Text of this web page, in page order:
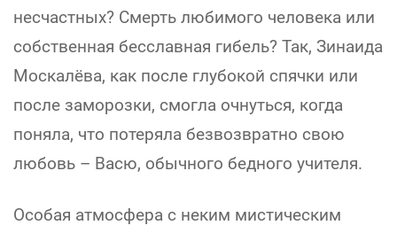
несчастных? Смерть любимого человека или
собственная бесславная гибель? Так, Зинаида
Москалёва, как после глубокой спячки или
после заморозки, смогла очнуться, когда
поняла, что потеряла безвозвратно свою
любовь – Васю, обычного бедного учителя.
Особая атмосфера с неким мистическим